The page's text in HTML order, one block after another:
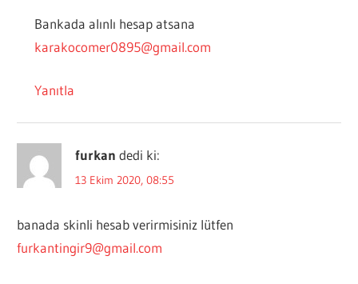
Bankada alınlı hesap atsana
karakocomer0895@gmail.com
Yanıtla
furkan dedi ki:
13 Ekim 2020, 08:55
banada skinli hesab verirmisiniz lütfen
furkantingir9@gmail.com